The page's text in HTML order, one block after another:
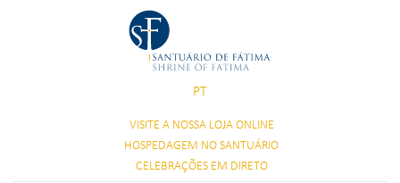
PT
VISITE A NOSSA LOJA ONLINE
HOSPEDAGEM NO SANTUÁRIO
CELEBRAÇÕES EM DIRETO